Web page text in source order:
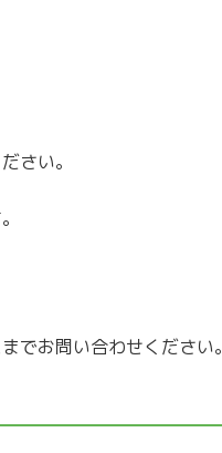
さい。
でお問い合わせください。